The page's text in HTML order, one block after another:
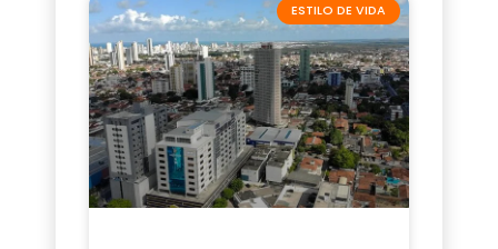
ESTILO DE VIDA